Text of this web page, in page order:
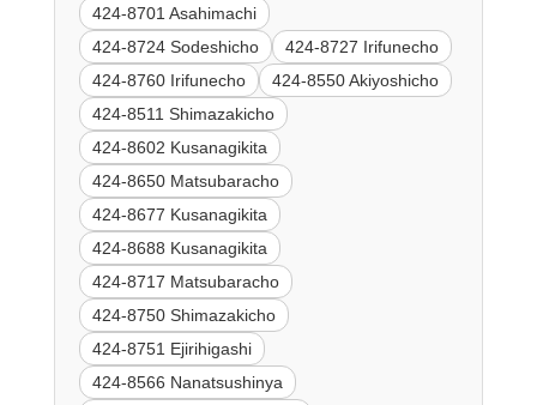
424-8701 Asahimachi
424-8724 Sodeshicho
424-8727 Irifunecho
424-8760 Irifunecho
424-8550 Akiyoshicho
424-8511 Shimazakicho
424-8602 Kusanagikita
424-8650 Matsubaracho
424-8677 Kusanagikita
424-8688 Kusanagikita
424-8717 Matsubaracho
424-8750 Shimazakicho
424-8751 Ejirihigashi
424-8566 Nanatsushinya